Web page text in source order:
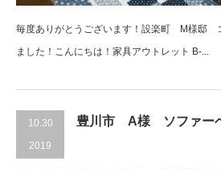
毎度ありがとうございます！設楽町 M様邸
ました！こんにちは！家具アウトレット B-...
10.30
2019
豊川市 A様 ソファー